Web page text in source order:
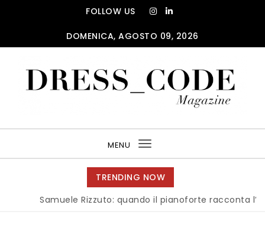
FOLLOW US
DOMENICA, AGOSTO 09, 2026
MENU
Toggle
navigation
TRENDING NOW
Samuele Rizzuto: quando il pianoforte racconta